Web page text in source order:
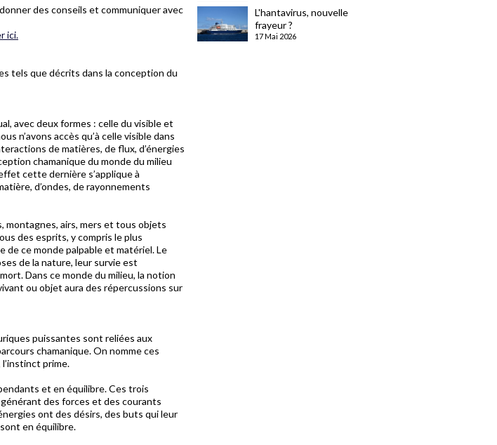
des conseils et communiquer avec
ici.
tels que décrits dans la conception du
avec deux formes : celle du visible et
n’avons accès qu’à celle visible dans
de matières, de flux, d’énergies
chamanique du monde du milieu
cette dernière s’applique à
d’ondes, de rayonnements
montagnes, airs, mers et tous objets
des esprits, y compris le plus
ce monde palpable et matériel. Le
de la nature, leur survie est
Dans ce monde du milieu, la notion
ou objet aura des répercussions sur
puissantes sont reliées aux
chamanique. On nomme ces
l’instinct prime.
et en équilibre. Ces trois
des forces et des courants
ont des désirs, des buts qui leur
en équilibre.
L'hantavirus, nouvelle
frayeur ?
17 Mai 2026